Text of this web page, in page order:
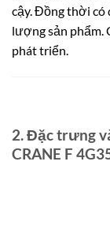
cậy. Đồng thời có
lượng sản phẩm.
phát triển.
2. Đặc trưng
CRANE F